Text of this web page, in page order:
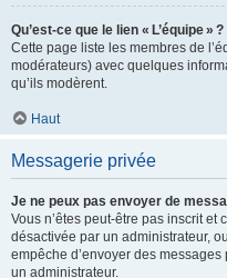
Qu’est-ce que le lien « L’équipe » ?
Cette page liste les membres de
modérateurs) avec quelques
qu’ils modèrent.
Haut
Messagerie privée
Je ne peux pas envoyer de
Vous n’êtes peut-être pas inscrit
désactivée par un administrateur,
empêche d’envoyer des
un administrateur.